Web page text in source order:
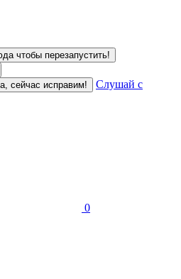
чтобы перезапустить!
сейчас исправим!
Слушай с
0